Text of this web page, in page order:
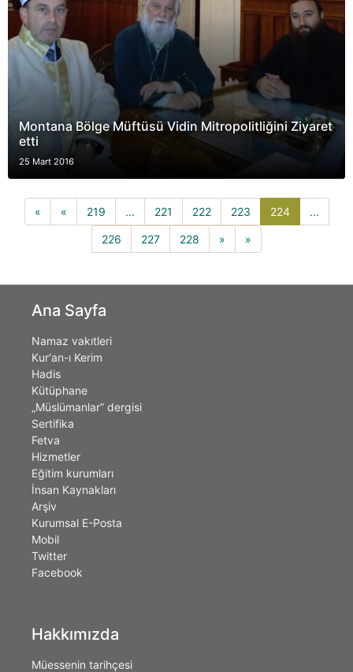
Montana Bölge Müftüsü Vidin Mitropolitliğini Ziyaret
etti
25 Mart 2016
« « 219 ... 221 222 223 224224(current)
...
226 227 228 » »
Ana Sayfa
Namaz vakıtleri
Kur'an-ı Kerim
Hadis
Kütüphane
„Müslümanlar” dergisi
Sertifika
Fetva
Hizmetler
Eğitim kurumları
İnsan Kaynakları
Arşiv
Kurumsal E-Posta
Mobil
Twitter
Facebook
Hakkımızda
Müessenin tarihçesi